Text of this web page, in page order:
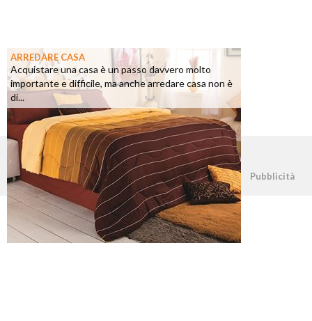
ARREDARE CASA
Acquistare una casa è un passo davvero molto
importante e difficile, ma anche arredare casa non è
di...
©2026 - casapratica.net - p.iva 03338800984 Pubblicità